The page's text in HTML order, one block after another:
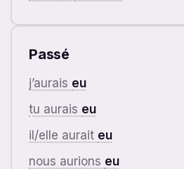
Passé
j’aurais eu
tu aurais eu
il/elle aurait eu
nous aurions eu